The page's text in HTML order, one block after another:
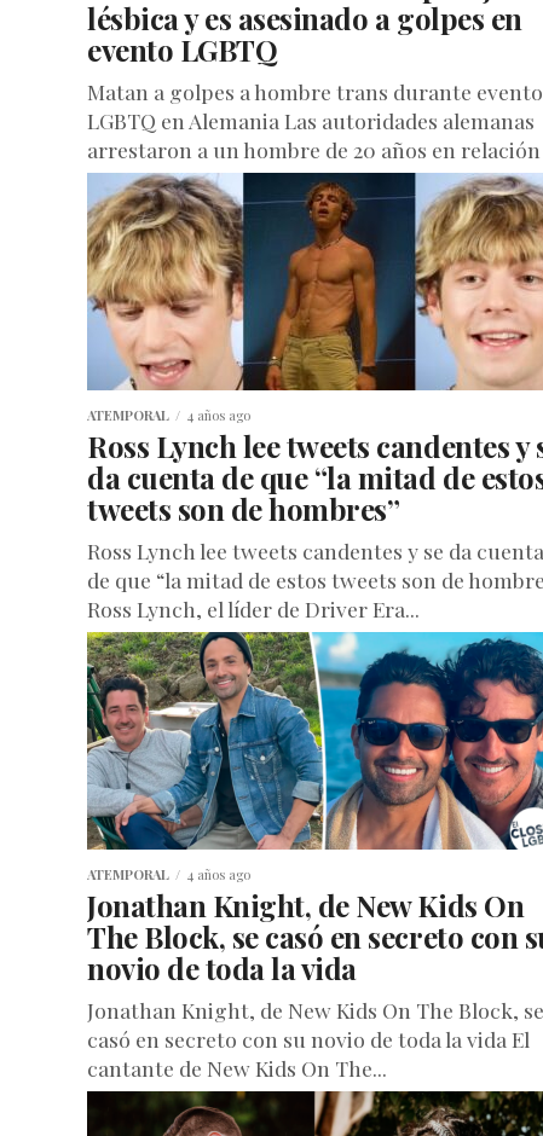
lésbica y es asesinado a golpes en
evento LGBTQ
Matan a golpes a hombre trans durante evento
LGBTQ en Alemania Las autoridades alemanas
arrestaron a un hombre de 20 años en relación
con un ataque...
ATEMPORAL 4 años ago
Ross Lynch lee tweets candentes y
da cuenta de que “la mitad de
tweets son de hombres”
Ross Lynch lee tweets candentes y se da cuenta
de que “la mitad de estos tweets son de
Ross Lynch, el líder de Driver Era...
ATEMPORAL 4 años ago
Jonathan Knight, de New Kids On
The Block, se casó en secreto con
novio de toda la vida
Jonathan Knight, de New Kids On The Block, se
casó en secreto con su novio de toda la vida El
cantante de New Kids On The...